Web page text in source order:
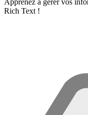
Apprenez à gérer vos
Rich Text !